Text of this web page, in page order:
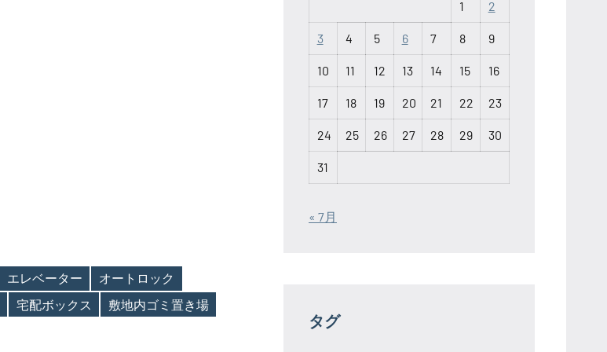
エレベーター
オートロック
宅配ボックス
敷地内ゴミ置き場
1 2
3 4 5 6 7 8 9
10 11 12 13 14 15 16
17 18 19 20 21 22 23
24 25 26 27 28 29 30
31
« 7月
タグ